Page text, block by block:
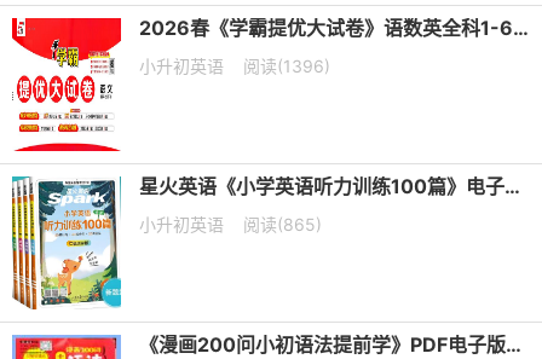
2026春《学霸提优大试卷》语数英全科1-6年级下册PDF电子版下载
小升初英语 阅读(1396)
星火英语《小学英语听力训练100篇》电子版下载
小升初英语 阅读(865)
《漫画200问小初语法提前学》PDF电子版下载